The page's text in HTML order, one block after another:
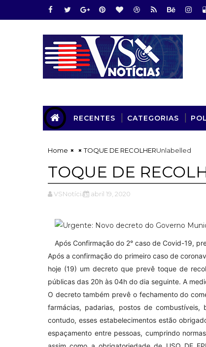
RECENTES CATEGORIAS
Home Unlabelled
TOQUE DE RECOLHER
TOQUE DE
VSNotícias abril 19, 2020
Após Confirmação do 2° caso de Covid-19,
Após a confirmação do primeiro caso de
hoje (19) um decreto que prevê toque de
públicas das 20h às 04h do dia seguinte. A
O decreto também prevê o fechamento do
farmácias, padarias, postos de
contudo, esses estabelecimentos estão
espaçamento entre pessoas, cumprindo